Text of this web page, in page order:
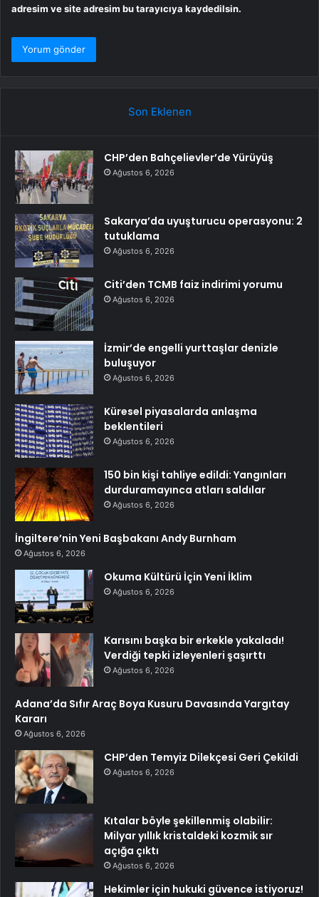
adresim ve site adresim bu tarayıcıya kaydedilsin.
Son Eklenen
CHP’den Bahçelievler’de Yürüyüş
Ağustos 6, 2026
Sakarya’da uyuşturucu operasyonu: 2
tutuklama
Ağustos 6, 2026
Citi’den TCMB faiz indirimi yorumu
Ağustos 6, 2026
İzmir’de engelli yurttaşlar denizle
buluşuyor
Ağustos 6, 2026
Küresel piyasalarda anlaşma
beklentileri
Ağustos 6, 2026
150 bin kişi tahliye edildi: Yangınları
durduramayınca atları saldılar
Ağustos 6, 2026
İngiltere’nin Yeni Başbakanı Andy Burnham
Ağustos 6, 2026
Okuma Kültürü İçin Yeni İklim
Ağustos 6, 2026
Karısını başka bir erkekle yakaladı!
Verdiği tepki izleyenleri şaşırttı
Ağustos 6, 2026
Adana’da Sıfır Araç Boya Kusuru Davasında Yargıtay
Kararı
Ağustos 6, 2026
CHP’den Temyiz Dilekçesi Geri Çekildi
Ağustos 6, 2026
Kıtalar böyle şekillenmiş olabilir:
Milyar yıllık kristaldeki kozmik sır
açığa çıktı
Ağustos 6, 2026
Hekimler için hukuki güvence istiyoruz!